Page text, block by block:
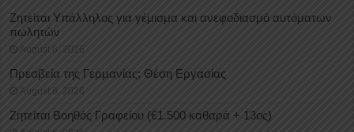
Ζητείται Υπάλληλος για γέμισμα και ανεφοδιασμό αυτόματων
πωλητών
August 6, 2026
Πρεσβεία της Γερμανίας: Θέση Εργασίας
August 6, 2026
Ζητείται Βοηθός Γραφείου (€1.500 καθαρά + 13ος)